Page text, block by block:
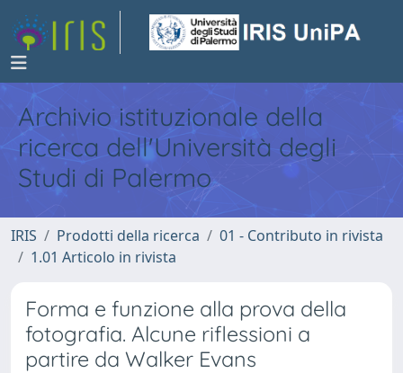
Archivio istituzionale della
ricerca dell'Università degli
Studi di Palermo
IRIS Prodotti della ricerca
01 - Contributo in rivista
1.01 Articolo in rivista
Forma e funzione alla prova della
fotografia. Alcune riflessioni a
partire da Walker Evans